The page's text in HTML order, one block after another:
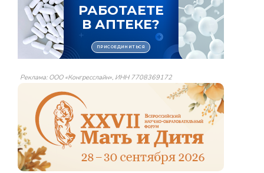
Реклама: ООО «Конгресслайн», ИНН 7708369172